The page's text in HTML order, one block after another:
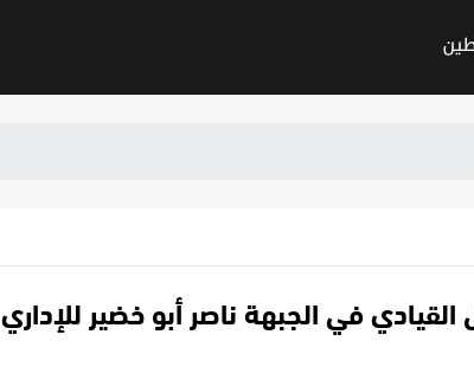
في الجبهة ناصر أبو خضير للإداري